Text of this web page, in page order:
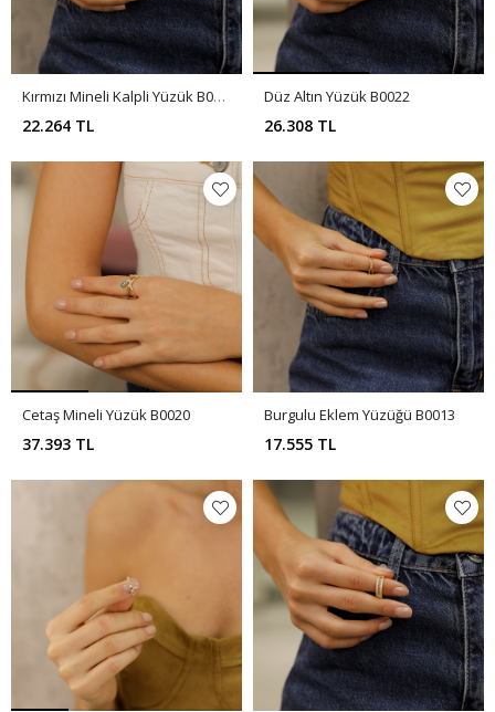
Kırmızı Mineli Kalpli Yüzük B0034
22.264 TL
Düz Altın Yüzük B0022
26.308 TL
Cetaş Mineli Yüzük B0020
37.393 TL
Burgulu Eklem Yüzüğü B0013
17.555 TL